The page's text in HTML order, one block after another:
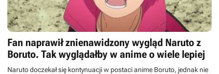
Fan naprawił znienawidzony wygląd Naruto z
Boruto. Tak wyglądałby w anime o wiele lepiej
Naruto doczekał się kontynuacji w postaci anime Boruto, jednak nie